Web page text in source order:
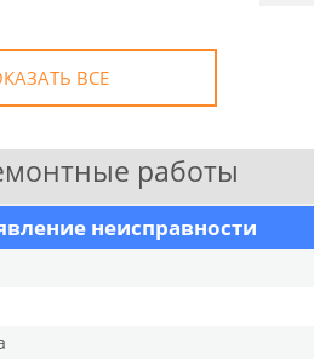
* в случае ремонта
ВСЕ
работы
неисправности